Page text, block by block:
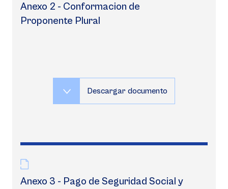
Anexo 2 - Conformacion de
Proponente Plural
Descargar documento
Anexo 3 - Pago de Seguridad Social y